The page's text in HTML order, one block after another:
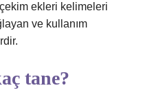
ekleri kelimeleri
ve kullanım
tane?